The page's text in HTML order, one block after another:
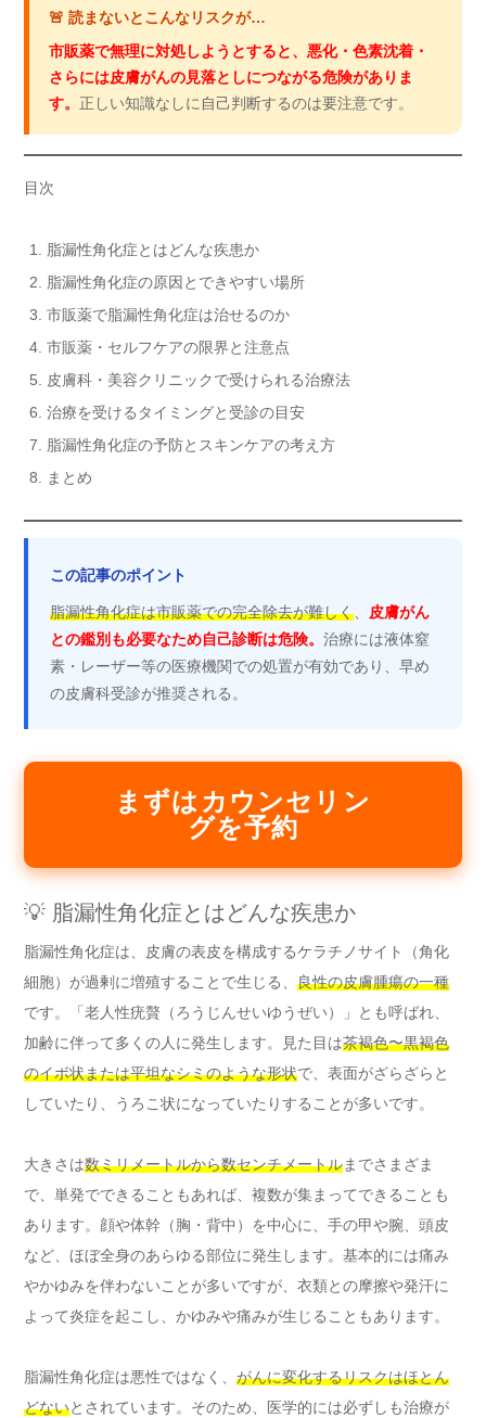
🚨 読まないとこんなリスクが…
市販薬で無理に対処しようとすると、悪化・色素沈着・
さらには皮膚がんの見落としにつながる危険がありま
す。 正しい知識なしに自己判断するのは要注意です。
目次
脂漏性角化症とはどんな疾患か
脂漏性角化症の原因とできやすい場所
市販薬で脂漏性角化症は治せるのか
市販薬・セルフケアの限界と注意点
皮膚科・美容クリニックで受けられる治療法
治療を受けるタイミングと受診の目安
脂漏性角化症の予防とスキンケアの考え方
まとめ
この記事のポイント
脂漏性角化症は市販薬での完全除去が難しく、 皮膚がん
との鑑別も必要なため自己診断は危険。 治療には液体窒
素・レーザー等の医療機関での処置が有効であり、早め
の皮膚科受診が推奨される。
まずはカウンセリン
グを予約
💡 脂漏性角化症とはどんな疾患か
脂漏性角化症は、皮膚の表皮を構成するケラチノサイト（角化
細胞）が過剰に増殖することで生じる、 良性の皮膚腫瘍の一種
です。「老人性疣贅（ろうじんせいゆうぜい）」とも呼ばれ、
加齢に伴って多くの人に発生します。見た目は茶褐色〜黒褐色
のイボ状または平坦なシミのような形状で、表面がざらざらと
していたり、うろこ状になっていたりすることが多いです。
大きさは数ミリメートルから数センチメートルまでさまざま
で、単発でできることもあれば、複数が集まってできることも
あります。顔や体幹（胸・背中）を中心に、手の甲や腕、頭皮
など、ほぼ全身のあらゆる部位に発生します。基本的には痛み
やかゆみを伴わないことが多いですが、衣類との摩擦や発汗に
よって炎症を起こし、かゆみや痛みが生じることもあります。
脂漏性角化症は悪性ではなく、 がんに変化するリスクはほとん
どないとされています。そのため、医学的には必ずしも治療が